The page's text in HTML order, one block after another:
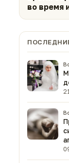
во время